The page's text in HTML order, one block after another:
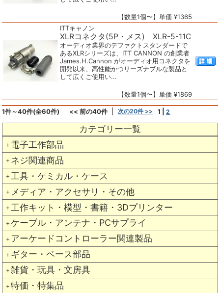
カテゴリー一覧
＋ 電子工作部品
＋ ネジ関連商品
＋ 工具・ケミカル・ケース
＋ メディア・アクセサリ・その他
＋ 工作キット・模型・書籍・3Dプリンター
＋ ケーブル・アンテナ・PCサプライ
＋ アーケードコントローラー関連製品
＋ ギター・ベース部品
＋ 雑貨・玩具・文房具
＋ 特価・特集品
【数量1個〜】単価 ¥1365
ITTキャノン
XLRコネクタ(5P・メス) XLR-5-11C
オーディオ業界のデファクトスタンダードで
あるXLRシリーズは、ITT CANNON の創業者
James.H.Cannon がオーディオ用コネクタを
開発以来、高性能かつリーズナブルな製品と
して広くご使用い...
【数量1個〜】単価 ¥1869
1件～40件(全60件) << 前の40件 次の20件 >> 1 |2